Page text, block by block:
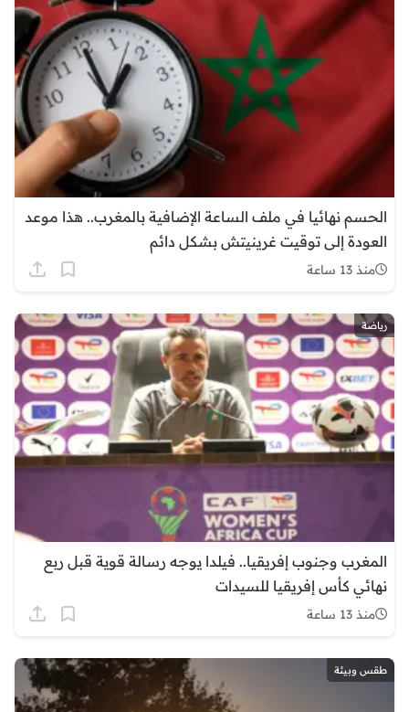
الحسم نهائيا في ملف الساعة الإضافية بالمغرب.. هذا موعد
العودة إلى توقيت غرينيتش بشكل دائم
منذ 13 ساعة
رياضة
المغرب وجنوب إفريقيا.. فيلدا يوجه رسالة قوية قبل ربع
نهائي كأس إفريقيا للسيدات
منذ 13 ساعة
طقس وبيئة